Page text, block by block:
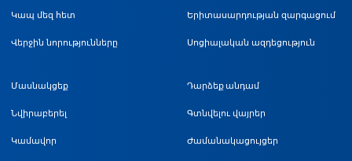
Կապ մեզ հետ
Վերջին նորությունները
Երիտասարդության զարգացում
Սոցիալական ազդեցություն
Մասնակցեք
Նվիրաբերել
Կամավոր
Դարձեք անդամ
Գտնվելու վայրեր
Ժամանակացույցեր